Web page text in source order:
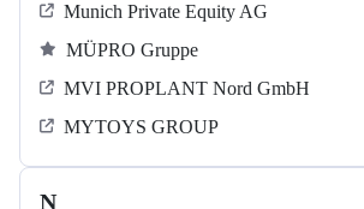
Munich Private Equity AG
MÜPRO Gruppe
MVI PROPLANT Nord GmbH
MYTOYS GROUP
N